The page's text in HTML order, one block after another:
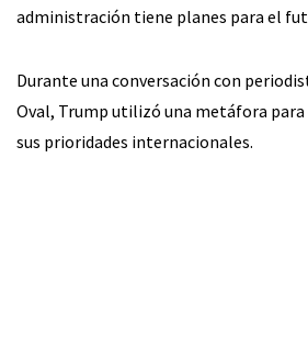
administración tiene planes para el
Durante una conversación con
Oval, Trump utilizó una metáfora para
sus prioridades internacionales.